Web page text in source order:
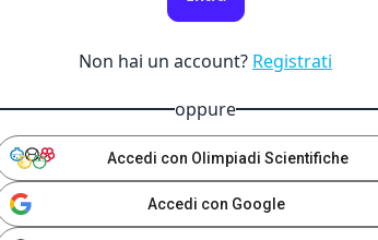
Non hai un account? Registrati
oppure
Accedi con Olimpiadi Scientifiche
Accedi con Google